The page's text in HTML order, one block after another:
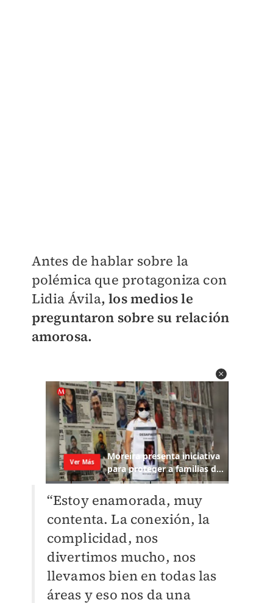
Antes de hablar sobre la
polémica que protagoniza con
Lidia Ávila, los medios le
preguntaron sobre su relación
amorosa.
“Estoy enamorada, muy
contenta. La conexión, la
complicidad, nos
divertimos mucho, nos
llevamos bien en todas las
áreas y eso nos da una